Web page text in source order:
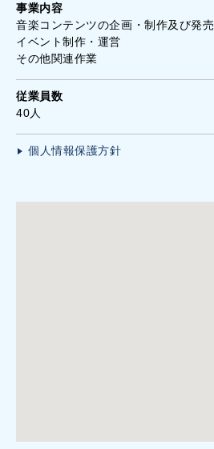
事業内容
音楽コンテンツの企画・制作及び発売
イベント制作・運営
その他関連作業
従業員数
40人
個人情報保護方針